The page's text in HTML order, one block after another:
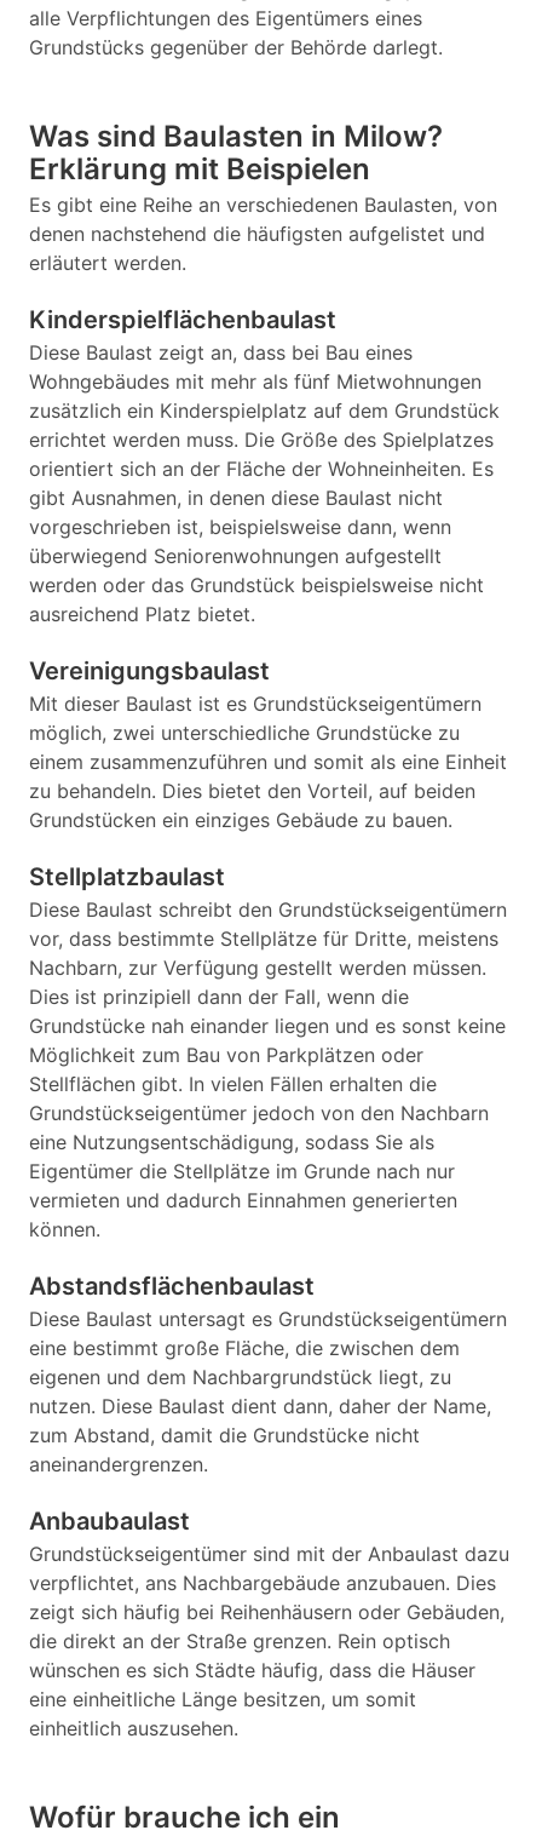
alle Verpflichtungen des Eigentümers eines
Grundstücks gegenüber der Behörde darlegt.
Was sind Baulasten in Milow?
Erklärung mit Beispielen
Es gibt eine Reihe an verschiedenen Baulasten, von
denen nachstehend die häufigsten aufgelistet und
erläutert werden.
Kinderspielflächenbaulast
Diese Baulast zeigt an, dass bei Bau eines
Wohngebäudes mit mehr als fünf Mietwohnungen
zusätzlich ein Kinderspielplatz auf dem Grundstück
errichtet werden muss. Die Größe des Spielplatzes
orientiert sich an der Fläche der Wohneinheiten. Es
gibt Ausnahmen, in denen diese Baulast nicht
vorgeschrieben ist, beispielsweise dann, wenn
überwiegend Seniorenwohnungen aufgestellt
werden oder das Grundstück beispielsweise nicht
ausreichend Platz bietet.
Vereinigungsbaulast
Mit dieser Baulast ist es Grundstückseigentümern
möglich, zwei unterschiedliche Grundstücke zu
einem zusammenzuführen und somit als eine Einheit
zu behandeln. Dies bietet den Vorteil, auf beiden
Grundstücken ein einziges Gebäude zu bauen.
Stellplatzbaulast
Diese Baulast schreibt den Grundstückseigentümern
vor, dass bestimmte Stellplätze für Dritte, meistens
Nachbarn, zur Verfügung gestellt werden müssen.
Dies ist prinzipiell dann der Fall, wenn die
Grundstücke nah einander liegen und es sonst keine
Möglichkeit zum Bau von Parkplätzen oder
Stellflächen gibt. In vielen Fällen erhalten die
Grundstückseigentümer jedoch von den Nachbarn
eine Nutzungsentschädigung, sodass Sie als
Eigentümer die Stellplätze im Grunde nach nur
vermieten und dadurch Einnahmen generierten
können.
Abstandsflächenbaulast
Diese Baulast untersagt es Grundstückseigentümern
eine bestimmt große Fläche, die zwischen dem
eigenen und dem Nachbargrundstück liegt, zu
nutzen. Diese Baulast dient dann, daher der Name,
zum Abstand, damit die Grundstücke nicht
aneinandergrenzen.
Anbaubaulast
Grundstückseigentümer sind mit der Anbaulast dazu
verpflichtet, ans Nachbargebäude anzubauen. Dies
zeigt sich häufig bei Reihenhäusern oder Gebäuden,
die direkt an der Straße grenzen. Rein optisch
wünschen es sich Städte häufig, dass die Häuser
eine einheitliche Länge besitzen, um somit
einheitlich auszusehen.
Wofür brauche ich ein